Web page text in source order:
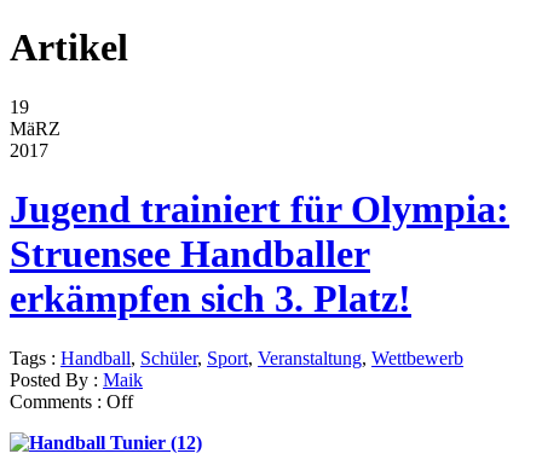
Artikel
19
MäRZ
2017
Jugend trainiert für Olympia:
Struensee Handballer
erkämpfen sich 3. Platz!
Tags : Handball, Schüler, Sport, Veranstaltung, Wettbewerb
Posted By : Maik
Comments : Off